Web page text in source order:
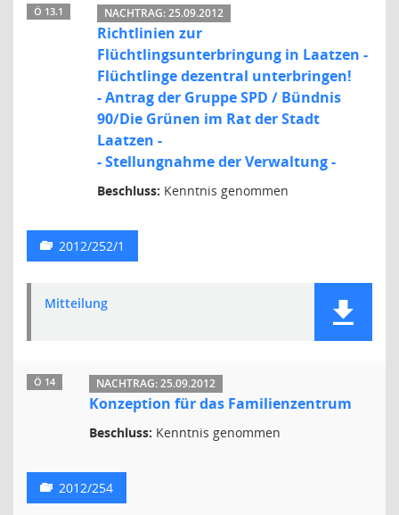
Ö 13.1 NACHTRAG: 25.09.2012
Richtlinien zur
Flüchtlingsunterbringung in Laatzen -
Flüchtlinge dezentral unterbringen!
- Antrag der Gruppe SPD / Bündnis
90/Die Grünen im Rat der Stadt
Laatzen -
- Stellungnahme der Verwaltung -
Beschluss: Kenntnis genommen
2012/252/1
Mitteilung
Ö 14 NACHTRAG: 25.09.2012
Konzeption für das Familienzentrum
Beschluss: Kenntnis genommen
2012/254